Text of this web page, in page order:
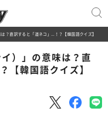
？直訳すると「道ネコ」…！？【韓国語クイズ】
）」の意味は？直
【韓国語クイズ】